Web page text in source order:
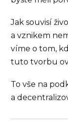
Jak souvisí
a vznikem
víme o tom,
tuto tvorbu
To vše na
a